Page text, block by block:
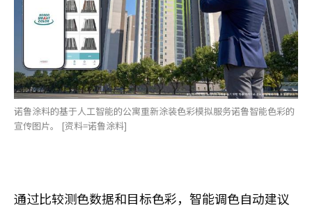
诺鲁涂料的基于人工智能的公寓重新涂装色彩模拟服务诺鲁智能色彩的
宣传图片。 [资料=诺鲁涂料]
通过比较测色数据和目标色彩，智能调色自动建议